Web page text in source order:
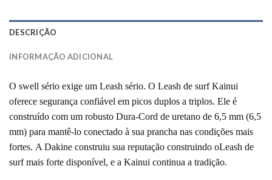
DESCRIÇÃO
INFORMAÇÃO ADICIONAL
O swell sério exige um Leash sério. O Leash de surf Kainui
oferece segurança confiável em picos duplos a triplos. Ele é
construído com um robusto Dura-Cord de uretano de 6,5 mm (6,5
mm) para mantê-lo conectado à sua prancha nas condições mais
fortes. A Dakine construiu sua reputação construindo oLeash de
surf mais forte disponível, e a Kainui continua a tradição.